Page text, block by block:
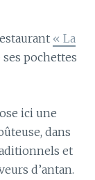
« La
pochettes
ici une
dans
et
d’antan.